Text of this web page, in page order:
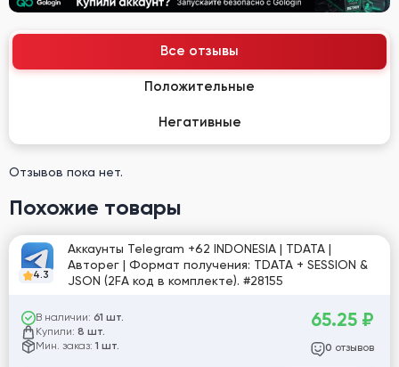
Все отзывы
Положительные
Негативные
Отзывов пока нет.
Похожие товары
4.3
Аккаунты Telegram +62 INDONESIA | TDATA |
Авторег | Формат получения: TDATA + SESSION &
JSON (2FA код в комплекте). #28155
В наличии: 61 шт.
Купили: 8 шт.
Мин. заказ: 1 шт.
65.25 ₽
0 отзывов